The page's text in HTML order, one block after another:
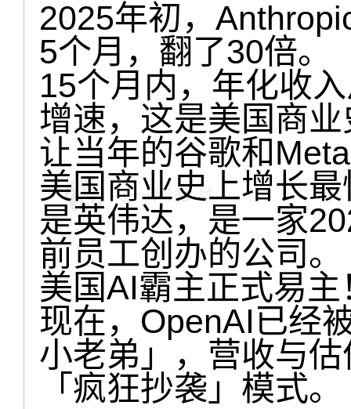
2025年初，
5个月，翻了30倍。
15个月内，年化收
增速，这是美国商
让当年的谷歌和
美国商业史上增长
是英伟达，是一家
前员工创办的公司。
美国AI霸主正式易主
现在，OpenAI已经
小老弟」，营收与
「疯狂抄袭」模式。